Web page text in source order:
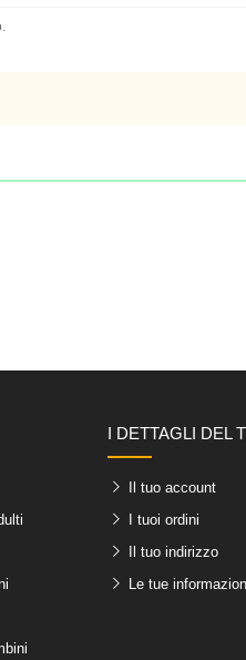
I DETTAGLI DEL
Il tuo account
I tuoi ordini
Il tuo indirizzo
Le tue